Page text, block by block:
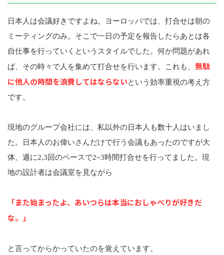
日本人は会議好きですよね。ヨーロッパでは、打合せは朝の
ミーティングのみ。そこで一日の予定を報告したらあとは各
自仕事を行っていくというスタイルでした。何か問題があれ
ば、その時々で人を集めて打合せを行います。これも、 無駄
に他人の時間を浪費してはならないという効率重視の考え方
です。
現地のグループ会社には、私以外の日本人も数十人はいまし
た。日本人のお偉いさんだけで行う会議もあったのですが大
体、週に2,3回のペースで2~3時間打合せを行ってました。現
地の設計者は会議室を見ながら
「また始まったよ、あいつらは本当におしゃべりが好きだ
な。」
と言ってからかっていたのを覚えています。